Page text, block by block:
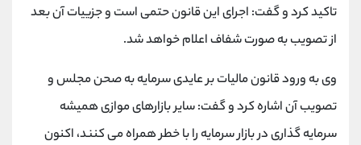
تاکید کرد و گفت: اجرای این قانون حتمی است و جزییات آن بعد
از تصویب به صورت شفاف اعلام خواهد شد.
وی به ورود قانون مالیات بر عایدی سرمایه به صحن مجلس و
تصویب آن اشاره کرد و گفت: سایر بازارهای موازی همیشه
سرمایه گذاری در بازار سرمایه را با خطر همراه می کنند، اکنون
کانال بله @alirezamehrabi_official